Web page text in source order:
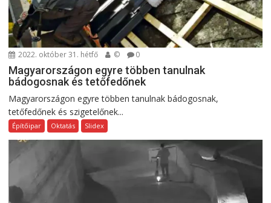
2022. október 31. hétfő © 0
Magyarországon egyre többen tanulnak
bádogosnak és tetőfedőnek
Magyarországon egyre többen tanulnak bádogosnak,
tetőfedőnek és szigetelőnek...
Építőipar Oktatás Slidex